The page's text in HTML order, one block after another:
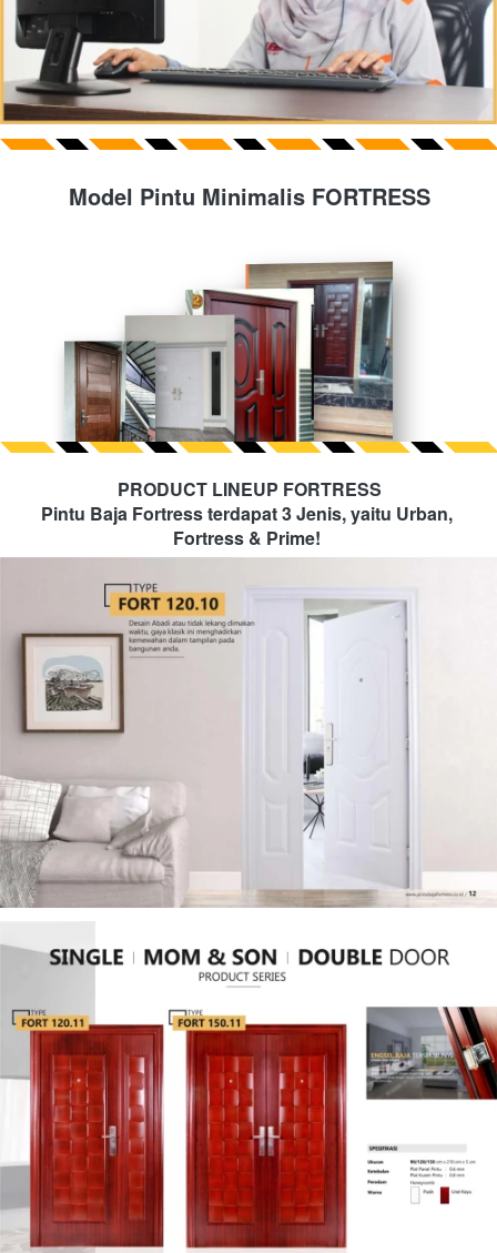
Model Pintu Minimalis FORTRESS
PRODUCT LINEUP FORTRESS
Pintu Baja Fortress terdapat 3 Jenis, yaitu Urban,
Fortress & Prime!